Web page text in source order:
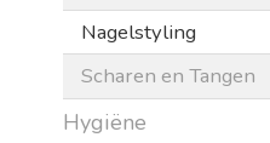
Nagelstyling
Scharen en Tangen
Hygiëne